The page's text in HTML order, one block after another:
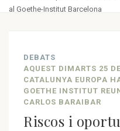
al Goethe-Institut Barcelona
DEBATS
AQUEST DIMARTS 25
CATALUNYA EUROPA
GOETHE INSTITUT
CARLOS BARAIBAR
Riscos i